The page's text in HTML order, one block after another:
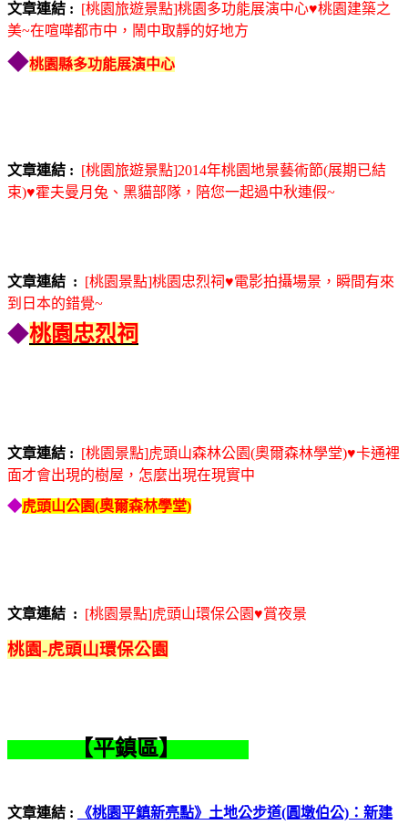
文章連結 : [桃園旅遊景點]桃園多功能展演中心♥桃園建築之
美~在喧嘩都市中，鬧中取靜的好地方
◆桃園縣多功能展演中心
文章連結 : [桃園旅遊景點]2014年桃園地景藝術節(展期已結
束)♥霍夫曼月兔、黑貓部隊，陪您一起過中秋連假~
文章連結 : [桃園景點]桃園忠烈祠♥電影拍攝場景，瞬間有來
到日本的錯覺~
◆桃園忠烈祠
文章連結 : [桃園景點]虎頭山森林公園(奧爾森林學堂)♥卡通裡
面才會出現的樹屋，怎麼出現在現實中
◆虎頭山公園(奧爾森林學堂)
文章連結 : [桃園景點]虎頭山環保公園♥賞夜景
桃園-虎頭山環保公園
【平鎮區】
文章連結 :
《桃園平鎮新亮點》土地公步道(圓墩伯公)：新建